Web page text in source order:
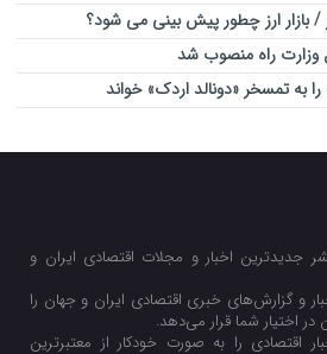
/ بازار ارز چطور پیش بینی می شود؟
راه منصوب شد
به تمسخر «دونالد اردک» خواند
جدیدترین اخبار و مجلات اقتصادی ایران و
و گزارش‌های خبری اقتصادی ایران و جهان را
اختیار شما قرار می‌‌دهد.
اقتصادی را به صورت خودکار از معتبرترین